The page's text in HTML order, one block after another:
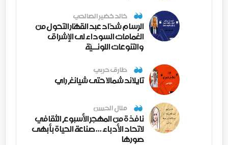
خالد خضير الصالحي
الرسام شدّاد عبد القهّار التحول من
الغمامات السوداء لى الإشراق
والتنوعات اللونــيّة
طارق حربي
تايلاند شمالا حتى شيانغ راي
منال الحسن
نافذة من المهجر الأسبوع الثقافي
لاتحاد الأدباء ... صناعة الحياة بأبهى
صورها